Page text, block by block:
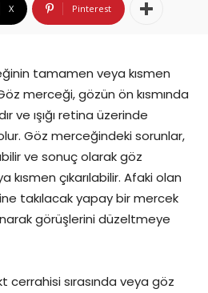
X Pinterest
tamamen veya kısmen
merceği, gözün ön kısmında
ve ışığı retina üzerinde
Göz merceğindeki sorunlar,
ve sonuç olarak göz
çıkarılabilir. Afaki olan
takılacak yapay bir mercek
görüşlerini düzeltmeye
cerrahisi sırasında veya göz